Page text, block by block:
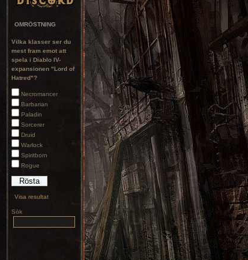
OMRÖSTNING
Vilka klasser ser du
mest fram emot att
spela i Diablo IV-
expansionen "Lord of
Hatred"?
Necromancer
Barbarian
Paladin
Sorcerer
Druid
Warlock
Spiritborn
Rogue
Visa resultat
Sök